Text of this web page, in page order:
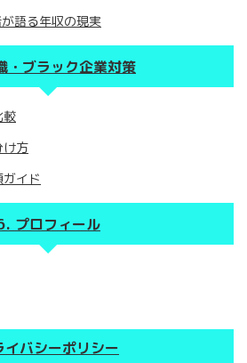
語る年収の現実
・ブラック企業対策
較
け方
イド
プロフィール
イバシーポリシー